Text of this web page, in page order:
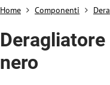
Home Componenti
Deragliatore
nero